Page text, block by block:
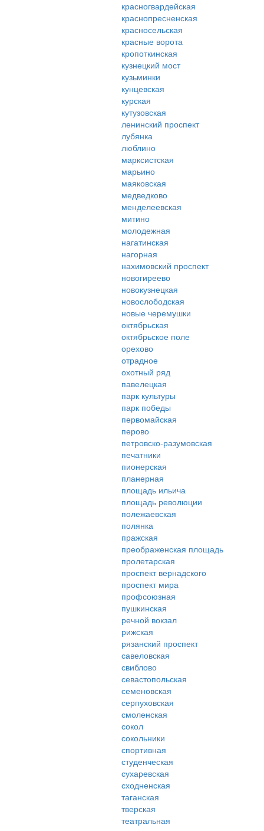
красногвардейская
краснопресненская
красносельская
красные ворота
кропоткинская
кузнецкий мост
кузьминки
кунцевская
курская
кутузовская
ленинский проспект
лубянка
люблино
марксистская
марьино
маяковская
медведково
менделеевская
митино
молодежная
нагатинская
нагорная
нахимовский проспект
новогиреево
новокузнецкая
новослободская
новые черемушки
октябрьская
октябрьское поле
орехово
отрадное
охотный ряд
павелецкая
парк культуры
парк победы
первомайская
перово
петровско-разумовская
печатники
пионерская
планерная
площадь ильича
площадь революции
полежаевская
полянка
пражская
преображенская площадь
пролетарская
проспект вернадского
проспект мира
профсоюзная
пушкинская
речной вокзал
рижская
рязанский проспект
савеловская
свиблово
севастопольская
семеновская
серпуховская
смоленская
сокол
сокольники
спортивная
студенческая
сухаревская
сходненская
таганская
тверская
театральная